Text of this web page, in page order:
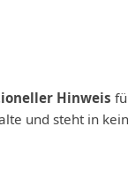
Hinweis
und steht in